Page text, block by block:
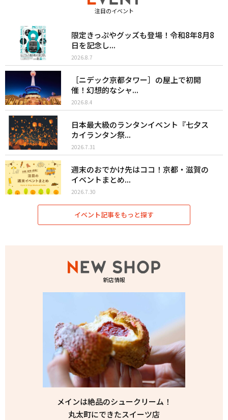
注目のイベント
限定きっぷやグッズも登場！令和8年8月8
日を記念し...
2026.8.7
［ニデック京都タワー］の屋上で初開
催！幻想的なシャ...
2026.8.4
日本最大級のランタンイベント『七夕ス
カイランタン祭...
2026.7.31
週末のおでかけ先はココ！京都・滋賀の
イベントまとめ...
2026.7.30
イベント記事をもっと探す
新店情報
メインは絶品のシュークリーム！
丸太町にできたスイーツ店